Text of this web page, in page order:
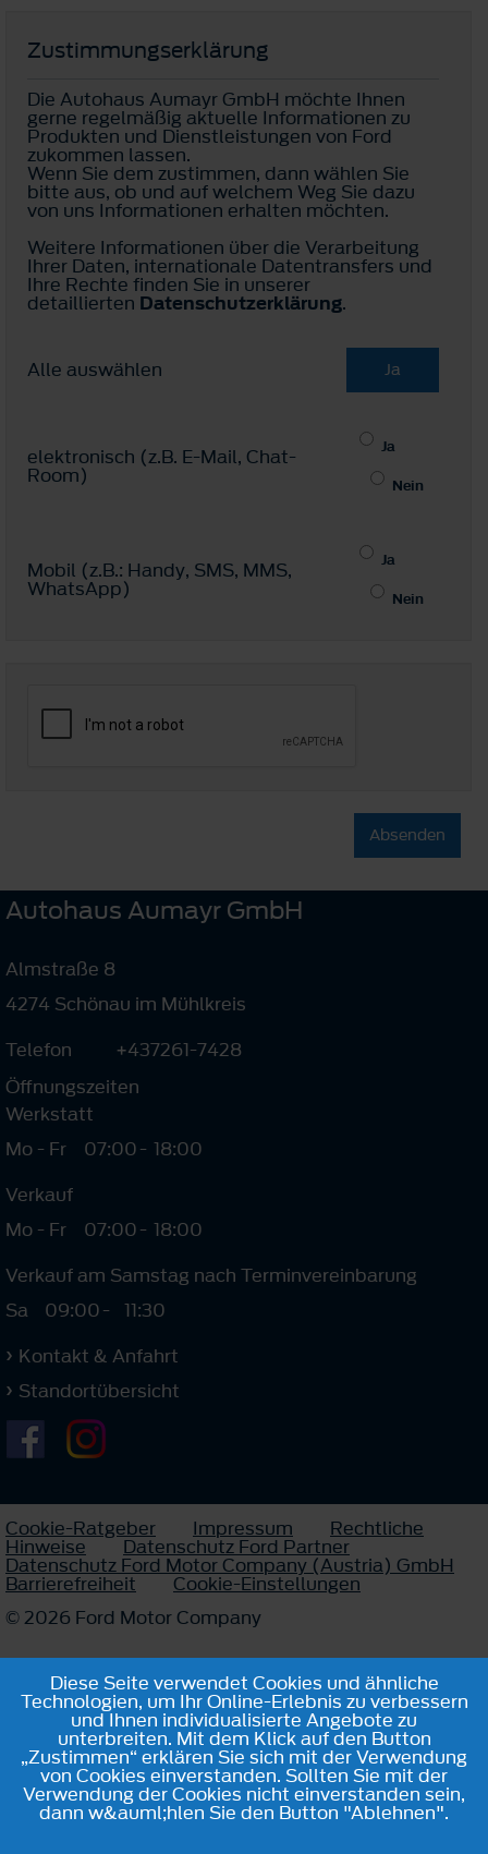
Zustimmungserklärung
Die Autohaus Aumayr GmbH möchte Ihnen
gerne regelmäßig aktuelle Informationen zu
Produkten und Dienstleistungen von Ford
zukommen lassen.
Wenn Sie dem zustimmen, dann wählen Sie
bitte aus, ob und auf welchem Weg Sie dazu
von uns Informationen erhalten möchten.
Weitere Informationen über die Verarbeitung
Ihrer Daten, internationale Datentransfers und
Ihre Rechte finden Sie in unserer
detaillierten Datenschutzerklärung.
Alle auswählen Ja
elektronisch (z.B. E-Mail, Chat-
Room)
Ja
Nein
Mobil (z.B.: Handy, SMS, MMS,
WhatsApp)
Ja
Nein
Absenden
Autohaus Aumayr GmbH
Almstraße 8
4274 Schönau im Mühlkreis
Telefon
+437261-7428
Öffnungszeiten
Werkstatt
Mo - Fr
07:00- 18:00
Verkauf
Mo - Fr
07:00- 18:00
Verkauf am Samstag nach Terminvereinbarung
Sa
09:00- 11:30
Kontakt & Anfahrt
Standortübersicht
Cookie-Ratgeber Impressum Rechtliche
Hinweise Datenschutz Ford Partner
Datenschutz Ford Motor Company (Austria) GmbH
Barrierefreiheit
Cookie-Einstellungen
© 2026 Ford Motor Company
Diese Seite verwendet Cookies und ähnliche
Technologien, um Ihr Online-Erlebnis zu verbessern
und Ihnen individualisierte Angebote zu
unterbreiten. Mit dem Klick auf den Button
„Zustimmen“ erklären Sie sich mit der Verwendung
von Cookies einverstanden. Sollten Sie mit der
Verwendung der Cookies nicht einverstanden sein,
dann w&auml;hlen Sie den Button "Ablehnen".